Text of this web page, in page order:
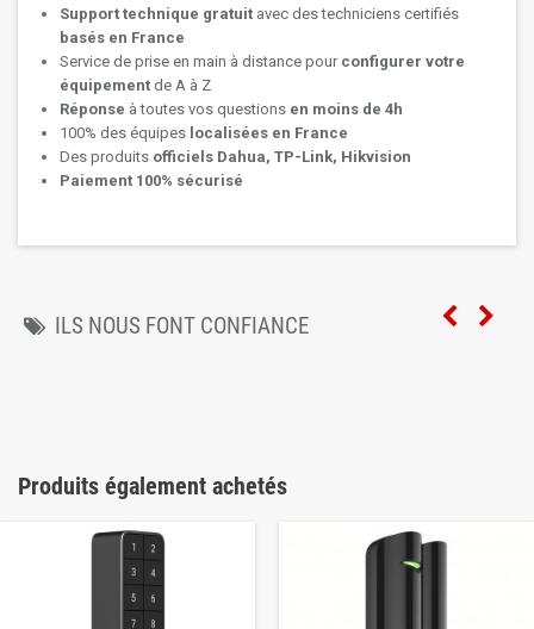
Support technique gratuit avec des techniciens certifiés
basés en France
Service de prise en main à distance pour configurer votre
équipement de A à Z
Réponse à toutes vos questions en moins de 4h
100% des équipes localisées en France
Des produits officiels Dahua, TP-Link, Hikvision
Paiement 100% sécurisé
ILS NOUS FONT CONFIANCE
Produits également achetés